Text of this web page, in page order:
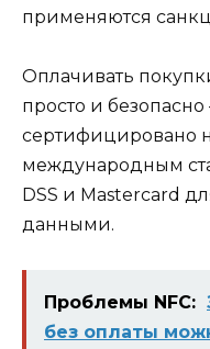
применяются
Оплачивать
просто и
сертифицировано
международным
DSS и Mastercard
данными.
Проблемы NFC:
без оплаты